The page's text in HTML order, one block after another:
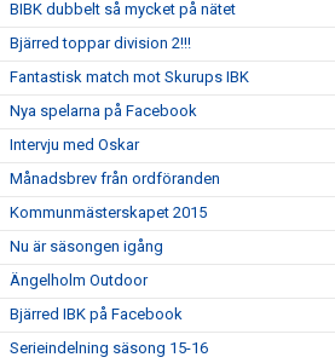
BIBK dubbelt så mycket på nätet
Bjärred toppar division 2!!!
Fantastisk match mot Skurups IBK
Nya spelarna på Facebook
Intervju med Oskar
Månadsbrev från ordföranden
Kommunmästerskapet 2015
Nu är säsongen igång
Ängelholm Outdoor
Bjärred IBK på Facebook
Serieindelning säsong 15-16